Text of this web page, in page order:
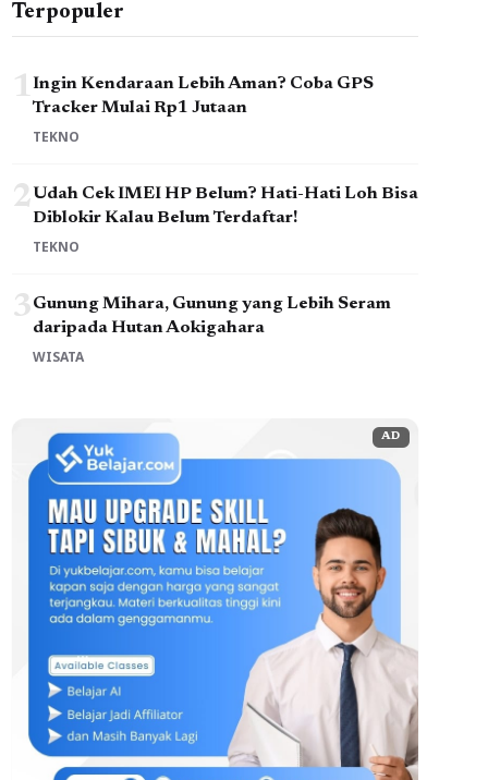
Terpopuler
1Ingin Kendaraan Lebih Aman? Coba GPS
Tracker Mulai Rp1 Jutaan
TEKNO
2Udah Cek IMEI HP Belum? Hati-Hati Loh Bisa
Diblokir Kalau Belum Terdaftar!
TEKNO
3Gunung Mihara, Gunung yang Lebih Seram
daripada Hutan Aokigahara
WISATA
AD